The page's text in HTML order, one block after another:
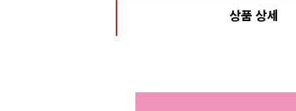
상품 상세